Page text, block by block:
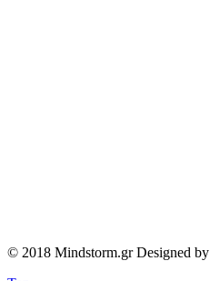
© 2018 Mindstorm.gr Designed by